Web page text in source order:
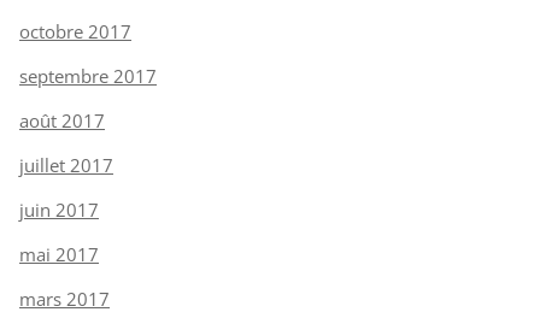
octobre 2017
septembre 2017
août 2017
juillet 2017
juin 2017
mai 2017
mars 2017